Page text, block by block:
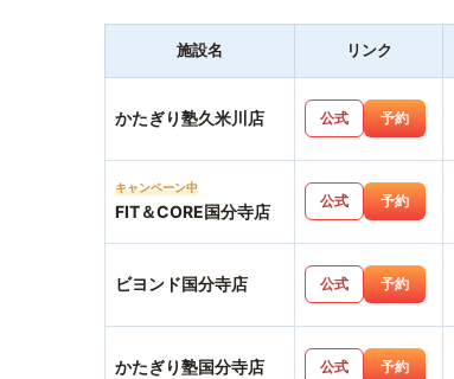
施設名 リンク
かたぎり塾久米川店 公式 予約
キャンペーン中
FIT＆CORE国分寺店
公式 予約
ビヨンド国分寺店 公式 予約
かたぎり塾国分寺店 公式 予約